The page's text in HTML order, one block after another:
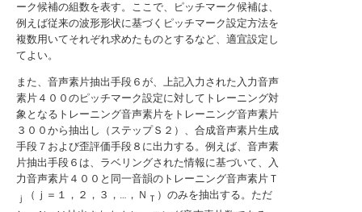
ーク候補の組数を表す。ここで、ピッチマーク候補は、
例えば従来の波形形状に基づくピッチマーク設定方法を
複数用いてそれぞれ求めたものとするなど、適宜設定し
てよい。
また、音声素片抽出手段６が、上記入力された入力音声
素片４００のピッチマーク設定に対してトレーニング対
象となるトレーニング音声素片をトレーニング音声素片
３００から抽出し（ステップＳ２）、合成音声素片生成
手段７および歪評価手段８に出力する。例えば、音声素
片抽出手段６は、ラベリングされた情報に基づいて、入
力音声素片４００と同一音韻のトレーニング音声素片Ｔ
ｊ （ｊ＝１，２，３，…，Ｎ Ｔ ）のみを抽出する。ただ